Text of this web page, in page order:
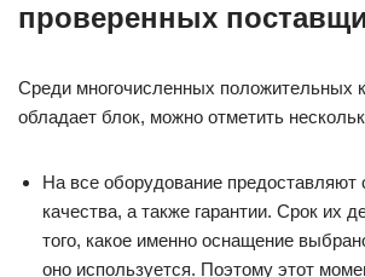
проверенных
Среди многочисленных положительных
обладает блок, можно отметить
На все оборудование предоставляют
качества, а также гарантии. Срок их
того, какое именно оснащение
оно используется. Поэтому этот